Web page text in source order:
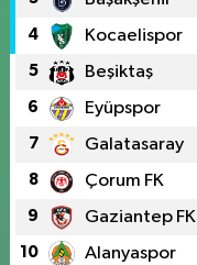
4 Kocaelispor
5 Beşiktaş
6 Eyüpspor
7 Galatasaray
8 Çorum FK
9 Gaziantep FK
10 Alanyaspor